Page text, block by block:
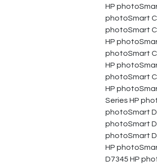
HP
photoSmart
photoSmart
HP
photoSmart
HP
photoSmart
HP
Series HP
photoSmart
photoSmart
photoSmart
HP
D7345 HP